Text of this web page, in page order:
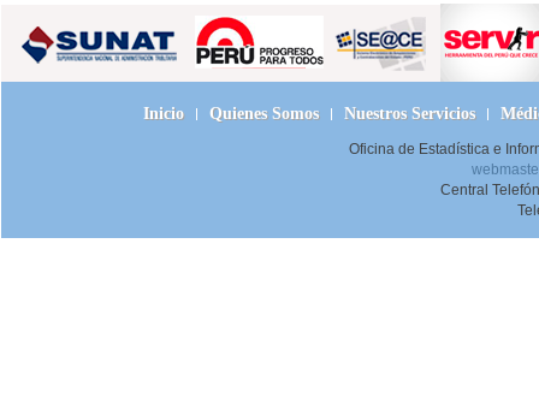
Inicio Quienes Somos Nuestros Servicios
Oficina de Estadística e
Central